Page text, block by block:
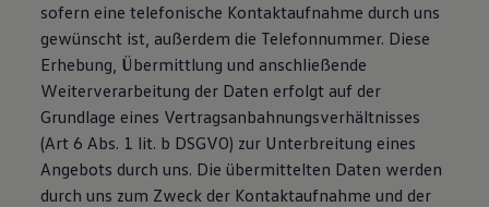
sofern eine telefonische Kontaktaufnahme durch uns
gewünscht ist, außerdem die Telefonnummer. Diese
Erhebung, Übermittlung und anschließende
Weiterverarbeitung der Daten erfolgt auf der
Grundlage eines Vertragsanbahnungsverhältnisses
(Art 6 Abs. 1 lit. b DSGVO) zur Unterbreitung eines
Angebots durch uns. Die übermittelten Daten werden
durch uns zum Zweck der Kontaktaufnahme und der